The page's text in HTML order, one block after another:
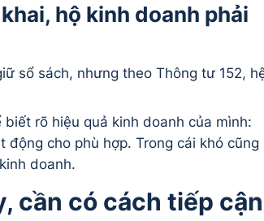
hộ kinh doanh phải
sổ sách, nhưng theo Thông tư 152,
rõ hiệu quả kinh doanh của mình:
cho phù hợp. Trong cái khó cũng
doanh.
cần có cách tiếp cận